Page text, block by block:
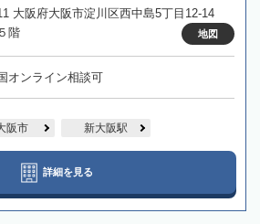
大阪府大阪市淀川区西中島5丁目12-14
階
地図
オンライン相談可
阪市 新大阪駅
詳細を見る